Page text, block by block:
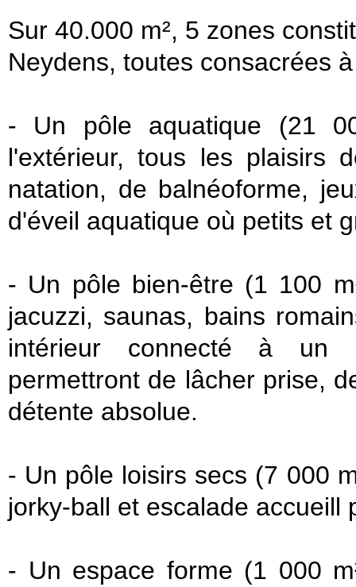
Sur 40.000 m², 5 zones
Neydens, toutes consacrées
- Un pôle aquatique (21
l'extérieur, tous les plaisirs
natation, de balnéoforme,
d'éveil aquatique où petits et
- Un pôle bien-être (1 100
jacuzzi, saunas, bains
intérieur connecté à un
permettront de lâcher prise,
détente absolue.
- Un pôle loisirs secs (7 000
jorky-ball et escalade accueill
- Un espace forme (1 000